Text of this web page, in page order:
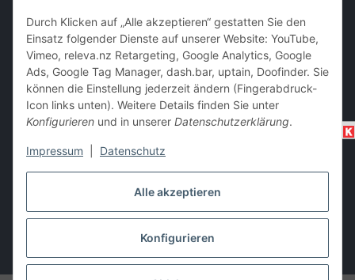
Alle akzeptieren
Konfigurieren
Durch Klicken auf „Alle akzeptieren“ gestatten Sie den
Einsatz folgender Dienste auf unserer Website: YouTube,
Vimeo, releva.nz Retargeting, Google Analytics, Google
Ads, Google Tag Manager, dash.bar, uptain, Doofinder. Sie
können die Einstellung jederzeit ändern (Fingerabdruck-
Icon links unten). Weitere Details finden Sie unter
Konfigurieren und in unserer Datenschutzerklärung.
Impressum Datenschutz
Barzahlung bei Abholung
Vertrag widerrufen
* Alle Preise inkl. gesetzlicher USt., zzgl.Versand